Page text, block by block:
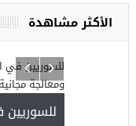
الأكثر مشاهدة